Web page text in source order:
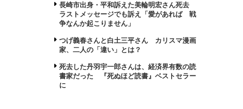
長崎市出身・平和訴えた美輪明宏さん死去
ラストメッセージでも訴え「愛があれば 戦
争なんか起こりません」
つげ義春さんと白土三平さん カリスマ漫画
家、二人の「違い」とは？
死去した丹羽宇一郎さんは、経済界有数の読
書家だった 『死ぬほど読書』ベストセラー
に